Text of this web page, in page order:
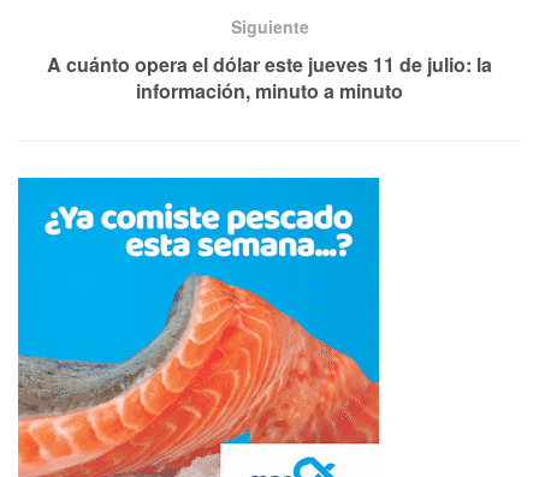
Siguiente
A cuánto opera el dólar este jueves 11 de julio: la
información, minuto a minuto